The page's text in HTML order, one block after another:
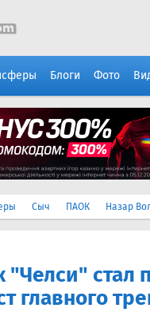
Блоги Фото
Сыч ПАОК Назар
стал
главного